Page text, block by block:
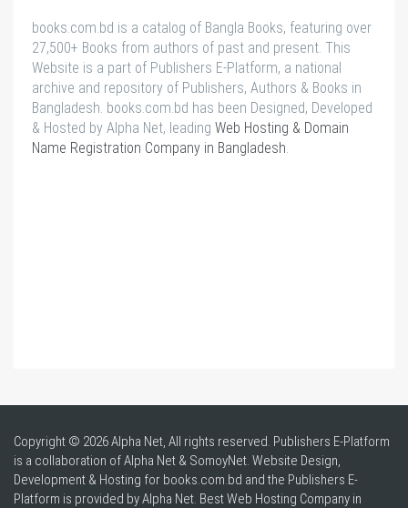
books.com.bd is a catalog of Bangla Books, featuring over
27,500+ Books from authors of past and present. This
Website is a part of Publishers E-Platform, a national
archive and repository of Publishers, Authors & Books in
Bangladesh. books.com.bd has been Designed, Developed
& Hosted by Alpha Net, leading Web Hosting & Domain
Name Registration Company in Bangladesh
Copyright © 2026 Alpha Net, All rights reserved. Publishers E-Platform
is a collaboration of Alpha Net & SomoyNet. Website Design,
Development & Hosting for books.com.bd and the Publishers E-
Platform is provided by Alpha Net. BestWeb Hosting Company in